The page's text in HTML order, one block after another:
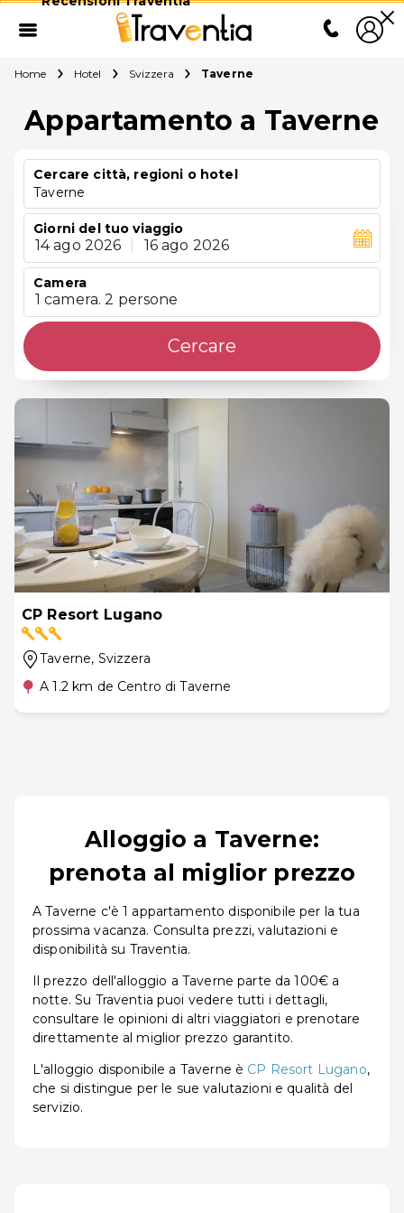
Home Hotel Svizzera Taverne
Appartamento a Taverne
Cercare città, regioni o hotel
Taverne
Giorni del tuo viaggio
14 ago 2026 16 ago 2026
Camera
1 camera. 2 persone
Cercare
CP Resort Lugano
Taverne, Svizzera
A 1.2 km de Centro di Taverne
Alloggio a Taverne:
prenota al miglior prezzo
A Taverne c'è 1 appartamento disponibile per la tua
prossima vacanza. Consulta prezzi, valutazioni e
disponibilità su Traventia.
Il prezzo dell'alloggio a Taverne parte da 100€ a
notte. Su Traventia puoi vedere tutti i dettagli,
consultare le opinioni di altri viaggiatori e prenotare
direttamente al miglior prezzo garantito.
L'alloggio disponibile a Taverne è CP Resort Lugano,
che si distingue per le sue valutazioni e qualità del
servizio.